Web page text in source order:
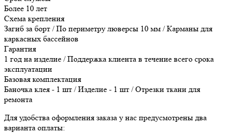
Более 10 лет
Схема крепления
Загиб за борт / По периметру люверсы 10 мм / Карманы для
каркасных бассейнов
Гарантия
1 год на изделие / Поддержка клиента в течение всего срока
эксплуатации
Базовая комплектация
Баночка клея - 1 шт / Изделие - 1 шт / Отрезки ткани для
ремонта
Для удобства оформления заказа у нас предусмотрены два
варианта оплаты: